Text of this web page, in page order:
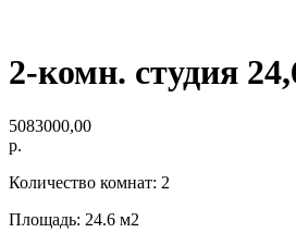
2-комн. студия
5083000,00
р.
Количество комнат: 2
Площадь: 24.6 м2